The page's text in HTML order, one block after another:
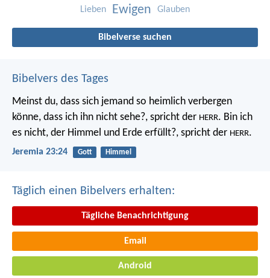
Lieben Ewigen Glauben
Bibelverse suchen
Bibelvers des Tages
Meinst du, dass sich jemand so heimlich verbergen
könne, dass ich ihn nicht sehe?, spricht der HERR. Bin ich
es nicht, der Himmel und Erde erfüllt?, spricht der HERR.
Jeremia 23:24 Gott Himmel
Täglich einen Bibelvers erhalten:
Tägliche Benachrichtigung
Email
Android